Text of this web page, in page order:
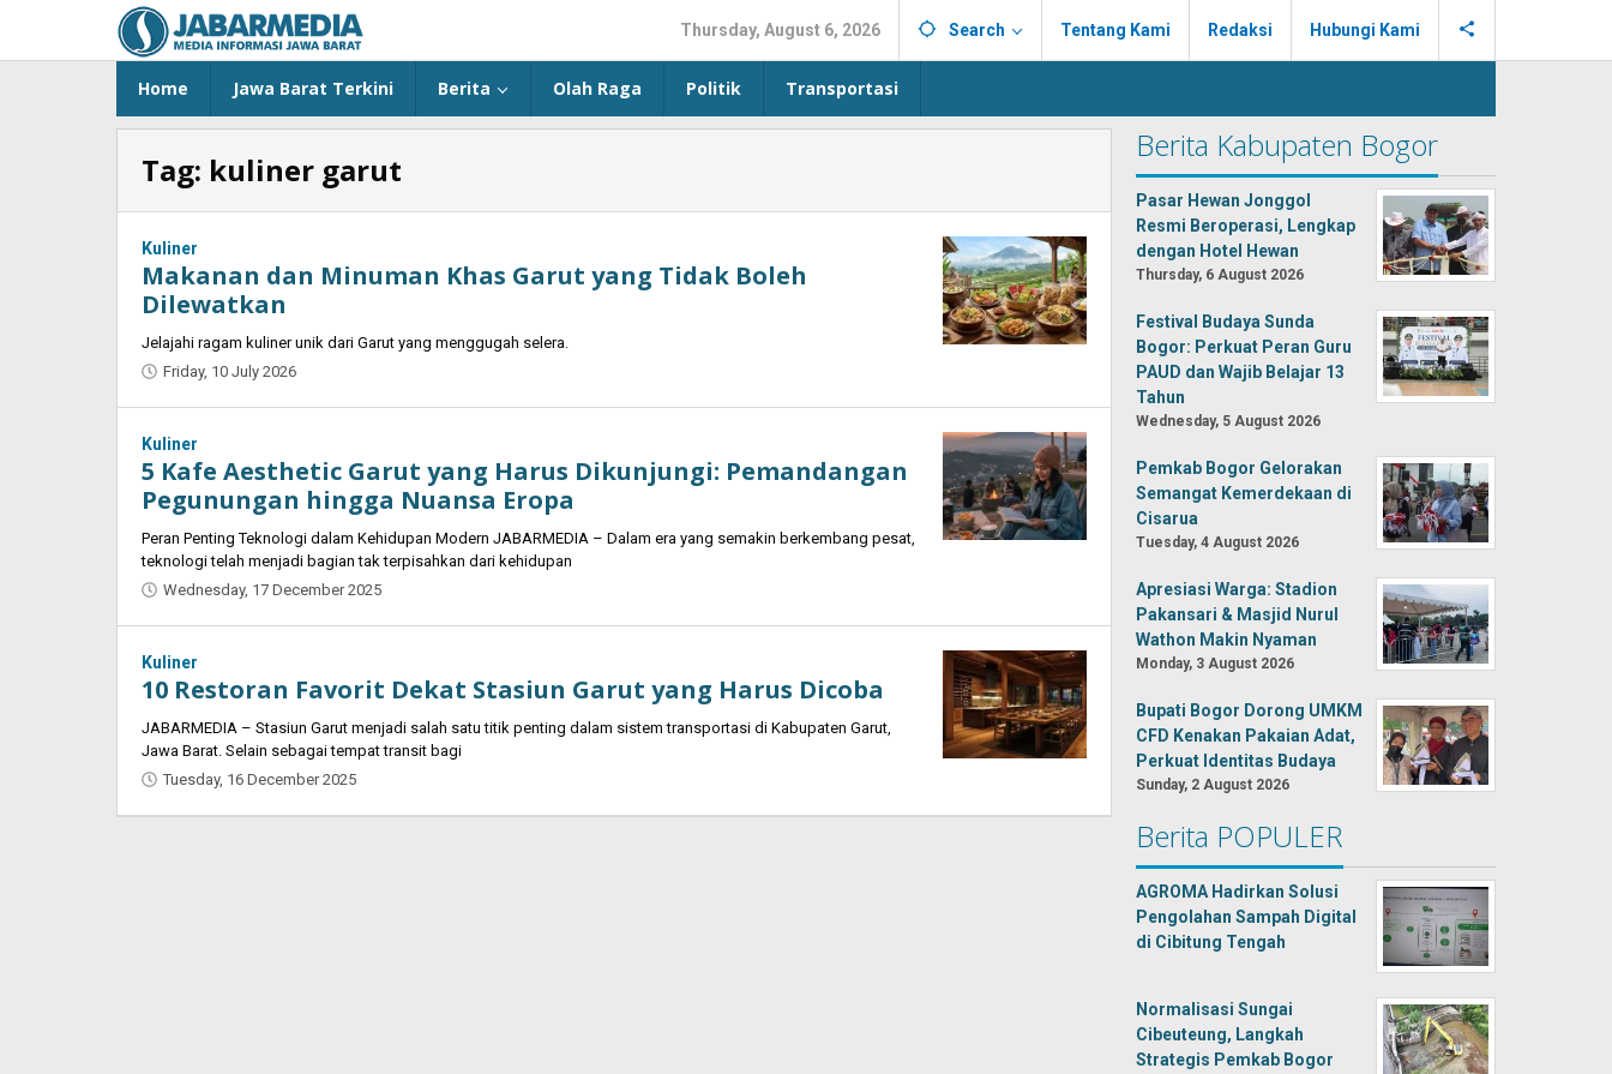
content
Thursday, August 6, 2026 Search Tentang Kami Redaksi Hubungi Kami
Home Jawa Barat Terkini Berita Olah Raga Politik Transportasi
Tag: kuliner garut
Kuliner
Makanan dan Minuman Khas Garut yang Tidak Boleh
Dilewatkan
Jelajahi ragam kuliner unik dari Garut yang menggugah selera.
Friday, 10 July 2026
Kuliner
5 Kafe Aesthetic Garut yang Harus Dikunjungi: Pemandangan
Pegunungan hingga Nuansa Eropa
Peran Penting Teknologi dalam Kehidupan Modern JABARMEDIA – Dalam era yang semakin berkembang pesat,
teknologi telah menjadi bagian tak terpisahkan dari kehidupan
Wednesday, 17 December 2025
Kuliner
10 Restoran Favorit Dekat Stasiun Garut yang Harus Dicoba
JABARMEDIA – Stasiun Garut menjadi salah satu titik penting dalam sistem transportasi di Kabupaten Garut,
Jawa Barat. Selain sebagai tempat transit bagi
Tuesday, 16 December 2025
Berita Kabupaten Bogor
Pasar Hewan Jonggol
Resmi Beroperasi, Lengkap
dengan Hotel Hewan
Thursday, 6 August 2026
Festival Budaya Sunda
Bogor: Perkuat Peran Guru
PAUD dan Wajib Belajar 13
Tahun
Wednesday, 5 August 2026
Pemkab Bogor Gelorakan
Semangat Kemerdekaan di
Cisarua
Tuesday, 4 August 2026
Apresiasi Warga: Stadion
Pakansari & Masjid Nurul
Wathon Makin Nyaman
Monday, 3 August 2026
Bupati Bogor Dorong UMKM
CFD Kenakan Pakaian Adat,
Perkuat Identitas Budaya
Sunday, 2 August 2026
Berita POPULER
AGROMA Hadirkan Solusi
Pengolahan Sampah Digital
di Cibitung Tengah
Normalisasi Sungai
Cibeuteung, Langkah
Strategis Pemkab Bogor